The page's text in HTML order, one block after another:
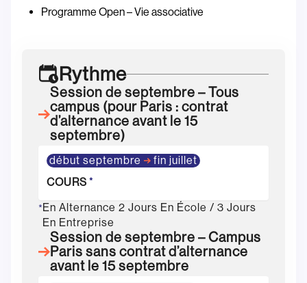
Programme Open – Vie associative
Rythme
Session de septembre – Tous
campus (pour Paris : contrat
d’alternance avant le 15
septembre)
début septembre
fin juillet
COURS *
*En Alternance 2 Jours En École / 3 Jours
En Entreprise
Session de septembre – Campus
Paris sans contrat d’alternance
avant le 15 septembre